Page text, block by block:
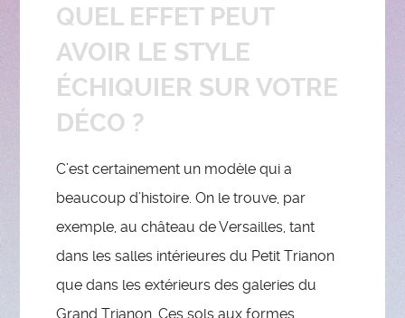
QUEL EFFET PEUT
AVOIR LE STYLE
ÉCHIQUIER SUR VOTRE
DÉCO ?
C’est certainement un modèle qui a
beaucoup d’histoire. On le trouve, par
exemple, au château de Versailles, tant
dans les salles intérieures du Petit Trianon
que dans les extérieurs des galeries du
Grand Trianon. Ces sols aux formes